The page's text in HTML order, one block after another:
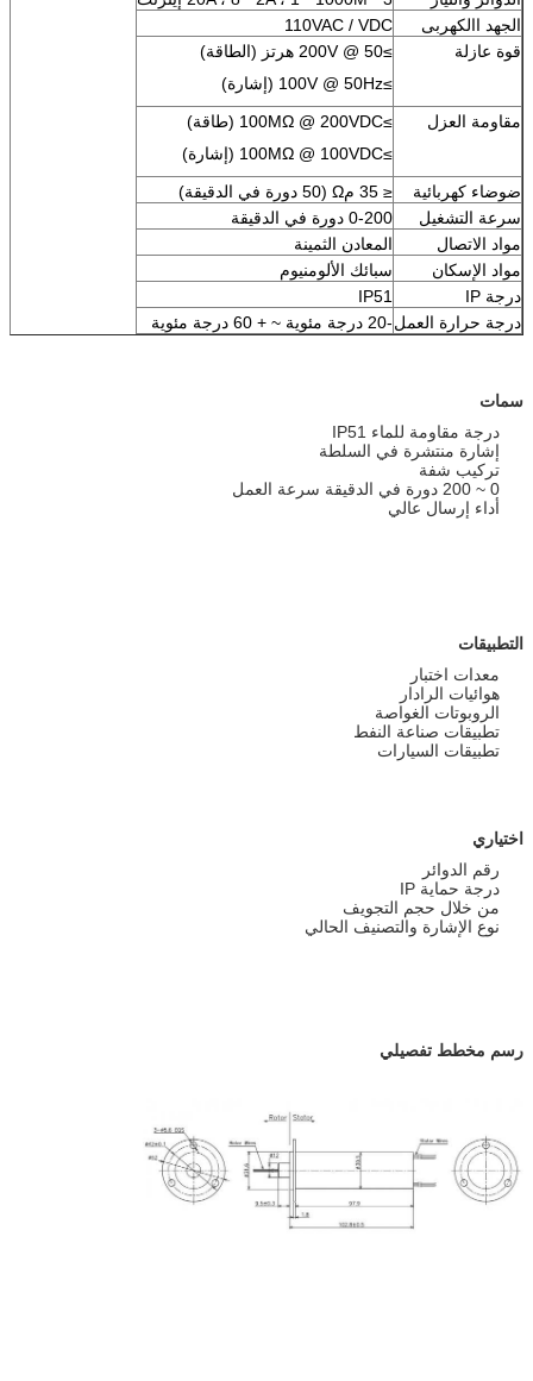
الجهد االكهربى
110VAC / VDC
قوة عازلة
≥200V @ 50 هرتز (الطاقة)
≥100V @ 50Hz (إشارة)
مقاومة العزل
≥100MΩ @ 200VDC (طاقة)
≥100MΩ @ 100VDC (إشارة)
ضوضاء كهربائية
≤ 35 مΩ (50 دورة في الدقيقة)
سرعة التشغيل
0-200 دورة في الدقيقة
مواد الاتصال
المعادن الثمينة
مواد الإسكان
سبائك الألومنيوم
درجة IP
IP51
درجة حرارة العمل-20 درجة مئوية ~ + 60 درجة مئوية
سمات
درجة مقاومة للماء IP51
إشارة منتشرة في السلطة
تركيب شفة
0 ~ 200 دورة في الدقيقة سرعة العمل
أداء إرسال عالي
التطبيقات
معدات اختبار
هوائيات الرادار
الروبوتات الغواصة
تطبيقات صناعة النفط
تطبيقات السيارات
اختياري
رقم الدوائر
درجة حماية IP
من خلال حجم التجويف
نوع الإشارة والتصنيف الحالي
رسم مخطط تفصيلي